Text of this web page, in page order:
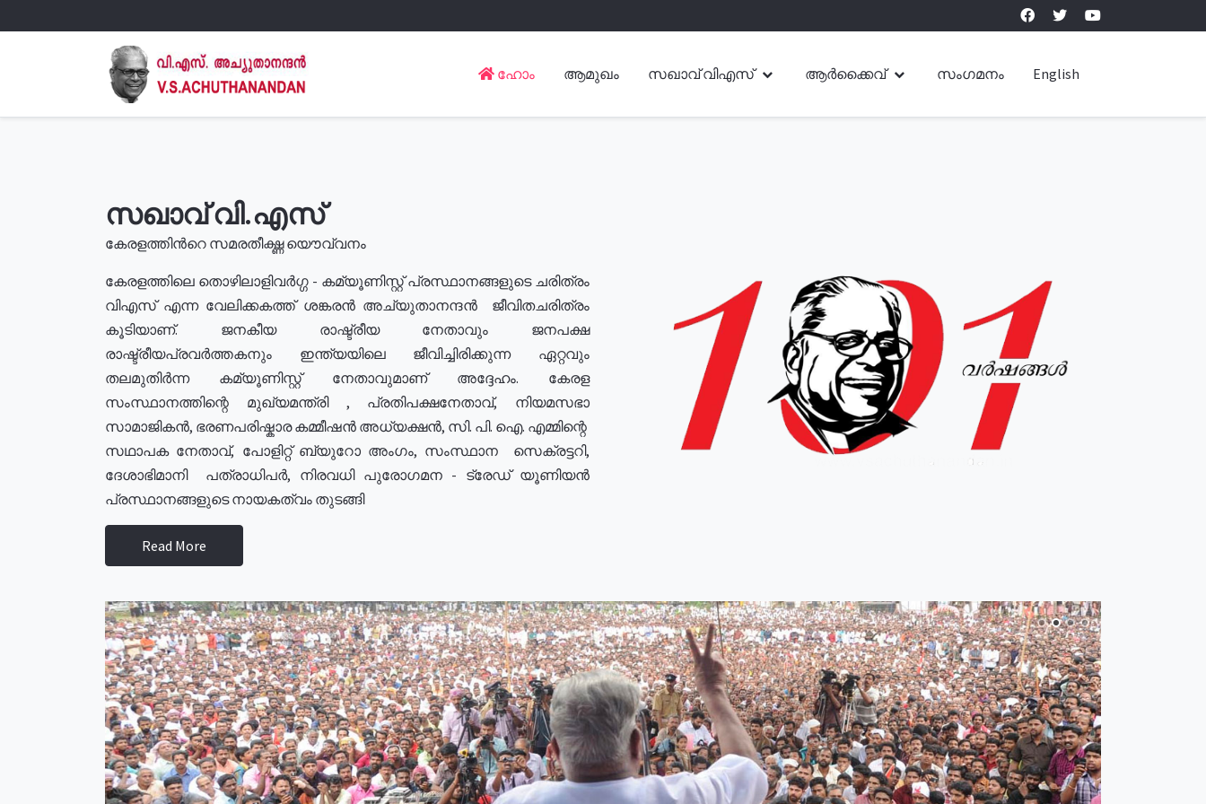
ഹോം ആമുഖം സഖാവ് വിഎസ് ആർക്കൈവ് സംഗമനം English
സഖാവ് വി.എസ്
കേരളത്തിൻറെ സമരതീക്ഷ്ണ യൌവ്വനം
കേരളത്തിലെ തൊഴിലാളിവർഗ്ഗ - കമ്യൂണിസ്റ്റ് പ്രസ്ഥാനങ്ങളുടെ ചരിത്രം
വിഎസ് എന്ന വേലിക്കകത്ത് ശങ്കരൻ അച്യുതാനന്ദൻ ജീവിതചരിത്രം
കൂടിയാണ്. ജനകീയ രാഷ്ട്രീയ നേതാവും ജനപക്ഷ
രാഷ്ട്രീയപ്രവർത്തകനും ഇന്ത്യയിലെ ജീവിച്ചിരിക്കുന്ന ഏറ്റവും
തലമുതിർന്ന കമ്യൂണിസ്റ്റ് നേതാവുമാണ് അദ്ദേഹം. കേരള
സംസ്ഥാനത്തിന്റെ മുഖ്യമന്ത്രി , പ്രതിപക്ഷനേതാവ്, നിയമസഭാ
സാമാജികൻ, ഭരണപരിഷ്കാര കമ്മീഷൻ അധ്യക്ഷൻ, സി. പി. ഐ. എമ്മിന്റെ
സഥാപക നേതാവ്, പോളിറ്റ് ബ്യുറോ അംഗം, സംസ്ഥാന സെക്രട്ടറി,
ദേശാഭിമാനി പത്രാധിപർ, നിരവധി പുരോഗമന - ട്രേഡ് യൂണിയൻ
പ്രസ്ഥാനങ്ങളുടെ നായകത്വം തുടങ്ങി
Read More